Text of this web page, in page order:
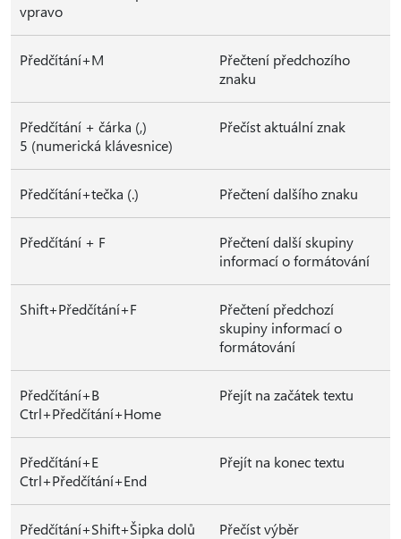
vpravo
Předčítání+M
Přečtení předchozího
znaku
Předčítání + čárka (,)
5 (numerická klávesnice)
Přečíst aktuální znak
Předčítání+tečka (.) Přečtení dalšího znaku
Předčítání + F
Přečtení další skupiny
informací o formátování
Shift+Předčítání+F
Přečtení předchozí
skupiny informací o
formátování
Předčítání+B
Ctrl+Předčítání+Home
Přejít na začátek textu
Předčítání+E
Ctrl+Předčítání+End
Přejít na konec textu
Předčítání+Shift+Šipka dolů Přečíst výběr